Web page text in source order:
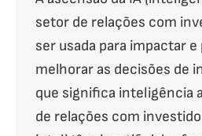
setor de relações com
ser usada para impactar
melhorar as decisões de
que significa inteligência
de relações com